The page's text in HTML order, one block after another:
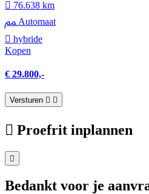
76.638 km
Automaat
hybride
Kopen
€ 29.800,-
Versturen
Proefrit inplannen
Bedankt voor je